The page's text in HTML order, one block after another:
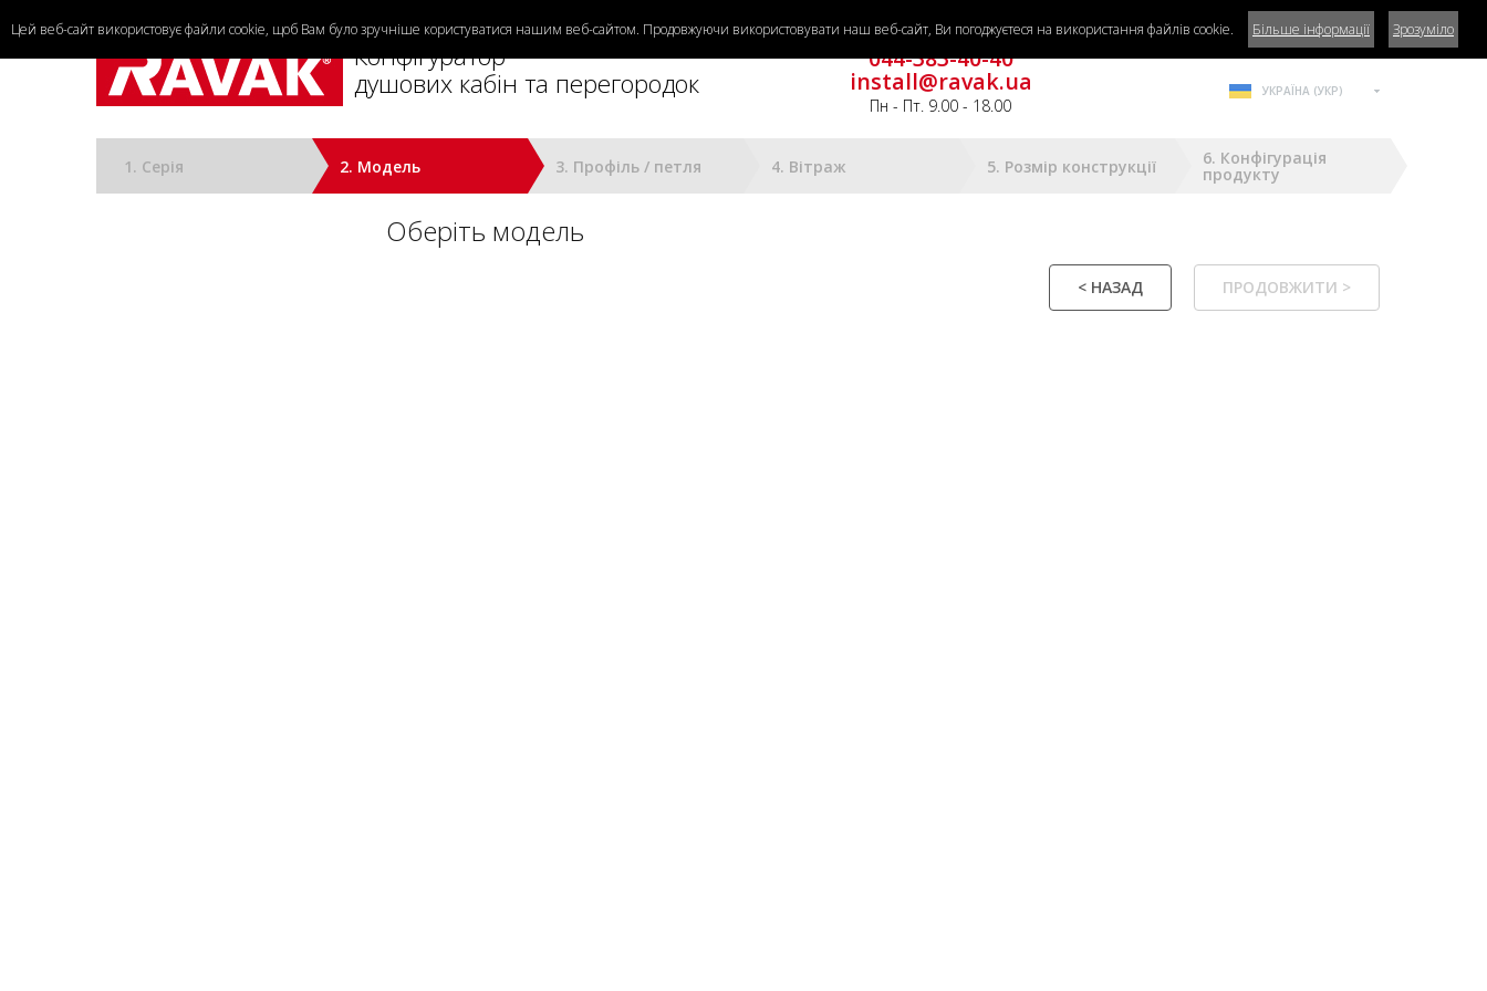
Конфігуратор
душових кабін та перегородок
Потрібна допомога?
044-383-40-40
install@ravak.ua
Пн - Пт. 9.00 - 18.00
УКРАЇНА (УКР)
1. Cерія 2. Модель 3. Профіль / петля 4. Вітраж 5. Розмір конструкції 6. Конфігурація
продукту
Оберіть модель
< НАЗАД ПРОДОВЖИТИ >
Цей веб-сайт використовує файли cookie, щоб Вам було зручніше користуватися нашим веб-сайтом. Продовжуючи використовувати наш веб-сайт, Ви погоджуєтеся на використання файлів cookie. Більше інформації Зрозуміло